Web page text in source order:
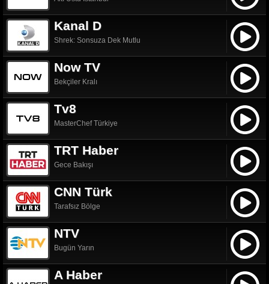
Kanal D
Shrek: Sonsuza Dek Mutlu
Now TV
Bekçiler Kralı
Tv8
MasterChef Türkiye
TRT Haber
Gece Bakışı
CNN Türk
Tarafsız Bölge
NTV
Bugün Yarın
A Haber